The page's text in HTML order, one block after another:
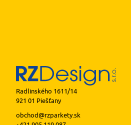
Radlinského 1611/14
921 01 Piešťany
obchod@rzparkety.sk